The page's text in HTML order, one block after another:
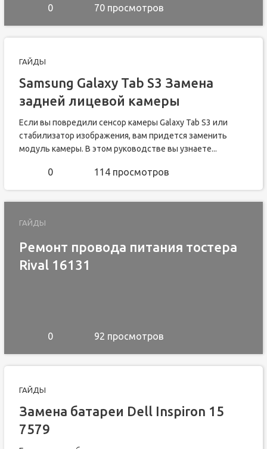
0 70 просмотров
ГАЙДЫ
Samsung Galaxy Tab S3 Замена
задней лицевой камеры
Если вы повредили сенсор камеры Galaxy Tab S3 или
стабилизатор изображения, вам придется заменить
модуль камеры. В этом руководстве вы узнаете...
0 114 просмотров
ГАЙДЫ
Ремонт провода питания тостера
Rival 16131
0 92 просмотров
ГАЙДЫ
Замена батареи Dell Inspiron 15
7579